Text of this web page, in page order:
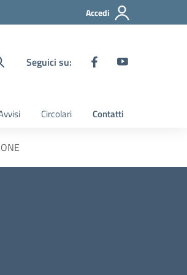
Accedi
Seguici su:
Circolari Contatti